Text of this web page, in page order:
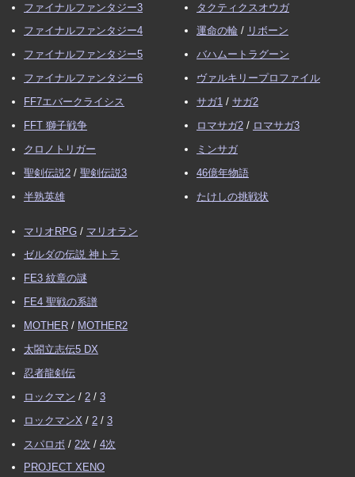
ファイナルファンタジー3
ファイナルファンタジー4
ファイナルファンタジー5
ファイナルファンタジー6
FF7エバークライシス
FFT 獅子戦争
クロノトリガー
聖剣伝説2 / 聖剣伝説3
半熟英雄
タクティクスオウガ
運命の輪 / リボーン
バハムートラグーン
ヴァルキリープロファイル
サガ1 / サガ2
ロマサガ2 / ロマサガ3
ミンサガ
46億年物語
たけしの挑戦状
マリオRPG / マリオラン
ゼルダの伝説 神トラ
FE3 紋章の謎
FE4 聖戦の系譜
MOTHER / MOTHER2
太閤立志伝5 DX
忍者龍剣伝
ロックマン / 2 / 3
ロックマンX / 2 / 3
スパロボ / 2次 / 4次
PROJECT XENO